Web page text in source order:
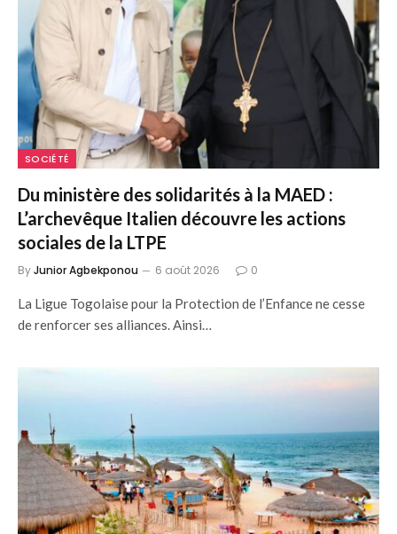
SOCIÉTÉ
Du ministère des solidarités à la MAED :
L’archevêque Italien découvre les actions
sociales de la LTPE
ByJunior Agbekponou 6 août 2026 0
La Ligue Togolaise pour la Protection de l’Enfance ne cesse
de renforcer ses alliances. Ainsi…